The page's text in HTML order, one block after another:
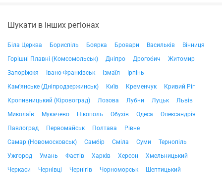
Шукати в інших регіонах
Біла Церква Бориспіль Боярка Бровари Васильків
Вінниця
Горішні Плавні (Комсомольськ)
Дніпро Дрогобич
Житомир
Запоріжжя
Івано-Франківськ Ізмаїл
Ірпінь
Кам'янське (Дніпродзержинськ)
Київ Кременчук
Кривий Ріг
Кропивницький (Кіровоград)
Лозова Лубни Луцьк
Львів
Миколаїв
Мукачево Нікополь Обухів Одеса
Олександрія
Павлоград
Первомайськ Полтава
Рівне
Самар (Новомосковськ)
Самбір Сміла Суми
Тернопіль
Ужгород
Умань Фастів Харків Херсон
Хмельницький
Черкаси
Чернівці Чернігів Чорноморськ Шептицький